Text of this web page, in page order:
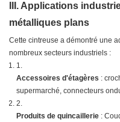
III. Applications
métalliques plans
Cette cintreuse a démontré une
nombreux secteurs industriels :
1.
Accessoires d'étagères :
supermarché, connecteurs
2.
Produits de quincaillerie :